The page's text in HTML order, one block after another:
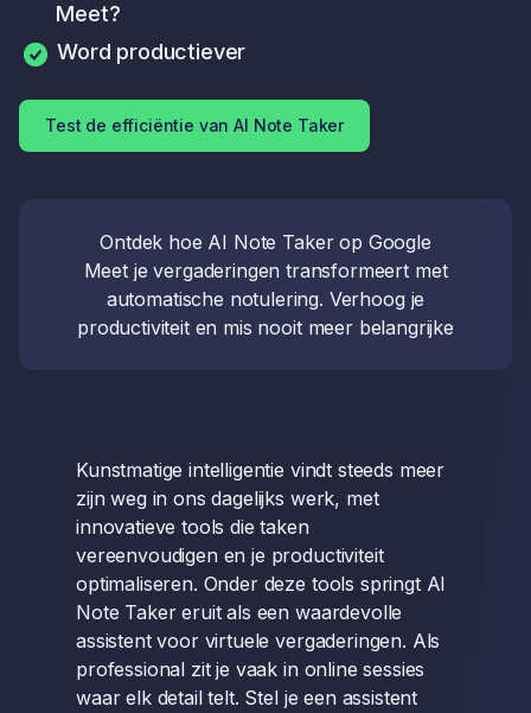
Meet?
Word productiever
Test de efficiëntie van AI Note Taker
Ontdek hoe AI Note Taker op Google
Meet je vergaderingen transformeert met
automatische notulering. Verhoog je
productiviteit en mis nooit meer belangrijke
Kunstmatige intelligentie vindt steeds meer
zijn weg in ons dagelijks werk, met
innovatieve tools die taken
vereenvoudigen en je productiviteit
optimaliseren. Onder deze tools springt AI
Note Taker eruit als een waardevolle
assistent voor virtuele vergaderingen. Als
professional zit je vaak in online sessies
waar elk detail telt. Stel je een assistent